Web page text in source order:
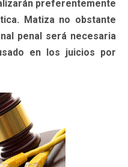
preferentemente
Matiza no obstante
penal será necesaria
en los juicios por